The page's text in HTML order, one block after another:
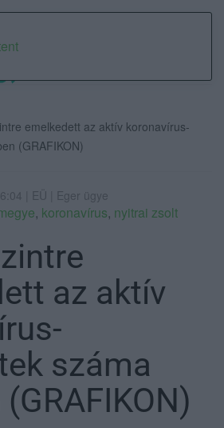
emelkedett az aktív koronavírus-
(GRAFIKON)
| EÜ | Eger ügye
, koronavírus, nyitrai zsolt
az aktív
száma